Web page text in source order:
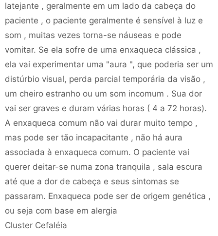
latejante , geralmente em um lado da cabeça do
paciente , o paciente geralmente é sensível à luz e
som , muitas vezes torna-se náuseas e pode
vomitar. Se ela sofre de uma enxaqueca clássica ,
ela vai experimentar uma "aura ", que poderia ser um
distúrbio visual, perda parcial temporária da visão ,
um cheiro estranho ou um som incomum . Sua dor
vai ser graves e duram várias horas ( 4 a 72 horas).
A enxaqueca comum não vai durar muito tempo ,
mas pode ser tão incapacitante , não há aura
associada à enxaqueca comum. O paciente vai
querer deitar-se numa zona tranquila , sala escura
até que a dor de cabeça e seus sintomas se
passaram. Enxaqueca pode ser de origem genética ,
ou seja com base em alergia
Cluster Cefaléia